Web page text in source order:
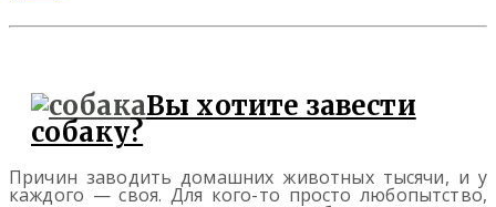
Вы хотите завести
собаку?
Причин заводить домашних животных тысячи, и у
каждого — своя. Для кого-то просто любопытство,